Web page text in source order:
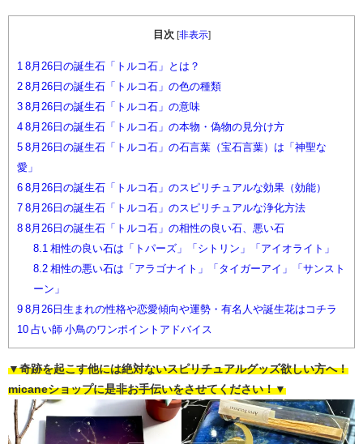
目次 [非表示]
1 8月26日の誕生石「トルコ石」とは？
2 8月26日の誕生石「トルコ石」の色の種類
3 8月26日の誕生石「トルコ石」の意味
4 8月26日の誕生石「トルコ石」の本物・偽物の見分け方
5 8月26日の誕生石「トルコ石」の石言葉（宝石言葉）は「神聖な
愛」
6 8月26日の誕生石「トルコ石」のスピリチュアルな効果（効能）
7 8月26日の誕生石「トルコ石」のスピリチュアルな浄化方法
8 8月26日の誕生石「トルコ石」の相性の良い石、悪い石
8.1 相性の良い石は「トパーズ」「シトリン」「アイオライト」
8.2相性の悪い石は「アラゴナイト」「タイガーアイ」「サンスト
ーン」
9 8月26日生まれの性格や恋愛傾向や運勢・有名人や誕生花はコチラ
10 占い師 小鳥のワンポイントアドバイス
▼奇跡を起こす他には絶対ないスピリチュアルグッズ欲しい方へ！
micaneショップに是非お手伝いをさせてください！▼